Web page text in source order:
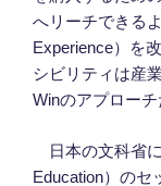
へリーチできる
Experience）を
シビリティは産
Winのアプローチ
日本の文科省
Education）のセ